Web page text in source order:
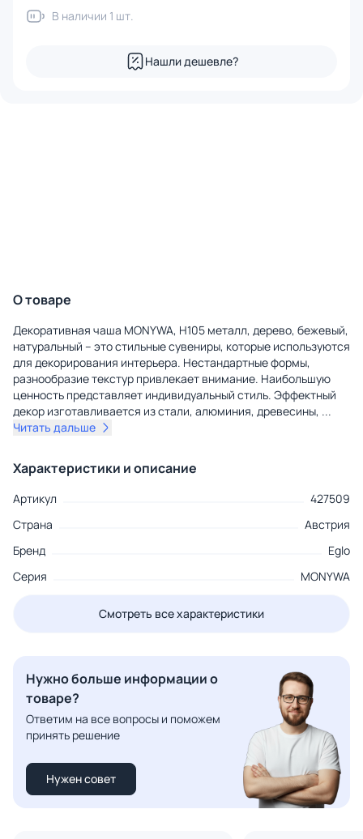
В наличии 1 шт.
Нашли дешевле?
О товаре
Декоративная чаша MONYWA, H105 металл, дерево, бежевый,
натуральный – это стильные сувениры, которые используются
для декорирования интерьера. Нестандартные формы,
разнообразие текстур привлекает внимание. Наибольшую
ценность представляет индивидуальный стиль. Эффектный
декор изготавливается из стали, алюминия, древесины, ...
Читать дальше
Характеристики и описание
Артикул
427509
Страна
Австрия
Бренд
Eglo
Серия
MONYWA
Смотреть все характеристики
Нужно больше информации о
товаре?
Ответим на все вопросы и поможем
принять решение
Нужен совет